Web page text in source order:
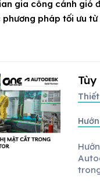
gia công cánh gió
pháp tối ưu từ